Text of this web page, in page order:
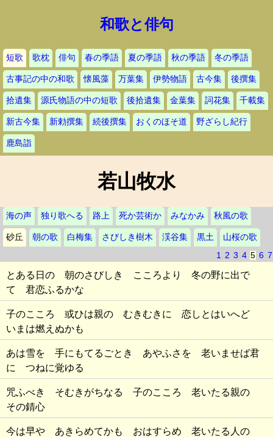
和歌と俳句
短歌 歌枕 俳句 春の季語 夏の季語 秋の季語 冬の季語
古事記の中の和歌 懐風藻 万葉集 伊勢物語 古今集 後撰集
拾遺集 源氏物語の中の短歌 後拾遺集 金葉集 詞花集 千載集
新古今集 新勅撰集 続後撰集 おくのほそ道 野ざらし紀行
鹿島詣
若山牧水
海の声 独り歌へる 路上 死か芸術か みなかみ 秋風の歌
砂丘 朝の歌 白梅集 さびしき樹木 渓谷集 黒土
山桜の歌
1 2 3 4 5 6 7
とある日の 朝のさびしき こころより 冬の野に出で
て 君恋ふるかな
子のこころ 或ひは親の むきむきに 恋しとはいへど
いまは燃えぬかも
あは雪を 手にもてるごとき あやふさを 老いませば君
に つねに覚ゆる
咒ふべき そむきがちなる 子のこころ 老いたる親の
その錆心
今は早や あきらめてかも おはすらめ 老いたる人の